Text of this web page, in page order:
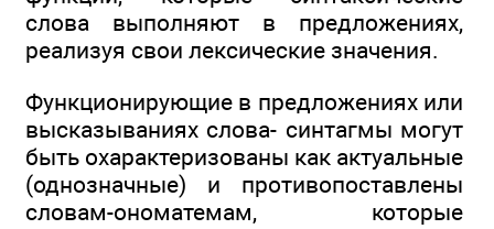
слова выполняют в предложениях,
реализуя свои лексические значения.
Функционирующие в предложениях или
высказываниях слова- синтагмы могут
быть охарактеризованы как актуальные
(однозначные) и противопоставлены
словам-ономатемам, которые